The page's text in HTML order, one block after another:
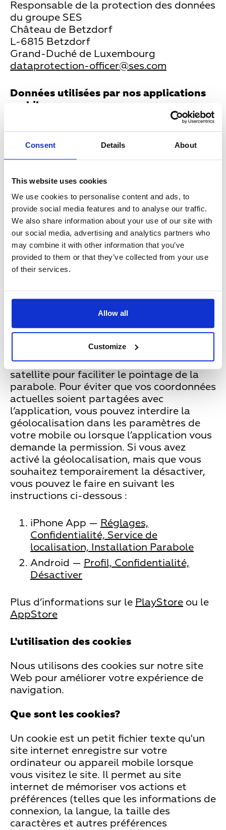
Consent Details About
This website uses cookies
We use cookies to personalise content and ads, to
provide social media features and to analyse our traffic.
We also share information about your use of our site with
our social media, advertising and analytics partners who
may combine it with other information that you’ve
provided to them or that they’ve collected from your use
of their services.
Allow all
Customize
Responsable de la protection des données
du groupe SES
Château de Betzdorf
L-6815 Betzdorf
Grand-Duché de Luxembourg
dataprotection-officer@ses.com
Données utilisées par nos applications
mobiles
Nous offrons l’application ‘’Installation
parabole’’ disponible sur iPhone et
Android pour vous accompagner au fil des
votre parabole. Pour permettre le
fonctionnement correct de l’application,
nous avons besoins de certaines
permissions sur votre mobile, dont
notamment votre position géographique
grâce à la longitude et latitude. De plus,
nous pouvons demander votre adresse
email si vous souhaitez recevoir un fichier
adresse ne sera pas conservé ou utilisé en
dehors de l’utilisation de cette fonction.
En fait, l'application a entre autre besoin
que les services de localisation soient
ces informations nous permettent de
déterminer votre position relative à notre
satellite pour faciliter le pointage de la
parabole. Pour éviter que vos coordonnées
actuelles soient partagées avec
l’application, vous pouvez interdire la
géolocalisation dans les paramètres de
votre mobile ou lorsque l’application vous
demande la permission. Si vous avez
activé la géolocalisation, mais que vous
souhaitez temporairement la désactiver,
vous pouvez le faire en suivant les
instructions ci-dessous :
iPhone App — Réglages,
Confidentialité, Service de
localisation, Installation Parabole
Android — Profil, Confidentialité,
Désactiver
Plus d’informations sur le PlayStore ou le
AppStore
L'utilisation des cookies
Nous utilisons des cookies sur notre site
Web pour améliorer votre expérience de
navigation.
Que sont les cookies?
Un cookie est un petit fichier texte qu'un
site internet enregistre sur votre
ordinateur ou appareil mobile lorsque
vous visitez le site. Il permet au site
internet de mémoriser vos actions et
préférences (telles que les informations de
connexion, la langue, la taille des
caractères et autres préférences